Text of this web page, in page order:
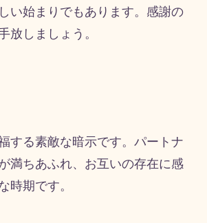
い始まりでもあります。感謝の
放しましょう。
する素敵な暗示です。パートナ
満ちあふれ、お互いの存在に感
時期です。